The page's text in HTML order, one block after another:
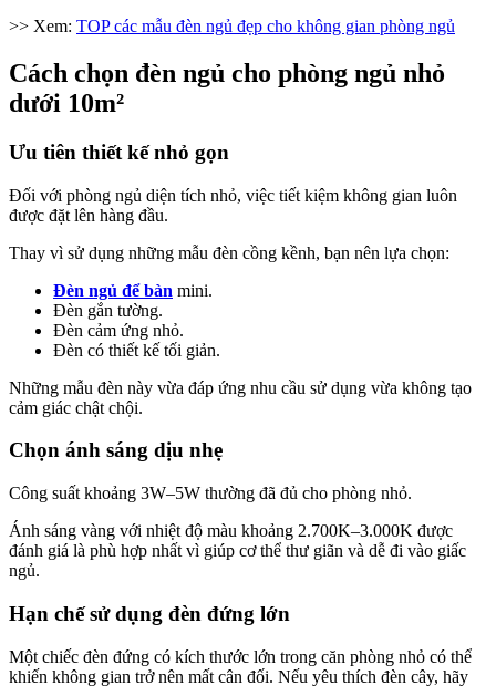
>> Xem: TOP các mẫu đèn ngủ đẹp cho không gian phòng ngủ
Cách chọn đèn ngủ cho phòng ngủ nhỏ
dưới 10m²
Ưu tiên thiết kế nhỏ gọn
Đối với phòng ngủ diện tích nhỏ, việc tiết kiệm không gian luôn
được đặt lên hàng đầu.
Thay vì sử dụng những mẫu đèn cồng kềnh, bạn nên lựa chọn:
Đèn ngủ để bàn mini.
Đèn gắn tường.
Đèn cảm ứng nhỏ.
Đèn có thiết kế tối giản.
Những mẫu đèn này vừa đáp ứng nhu cầu sử dụng vừa không tạo
cảm giác chật chội.
Chọn ánh sáng dịu nhẹ
Công suất khoảng 3W–5W thường đã đủ cho phòng nhỏ.
Ánh sáng vàng với nhiệt độ màu khoảng 2.700K–3.000K được
đánh giá là phù hợp nhất vì giúp cơ thể thư giãn và dễ đi vào giấc
ngủ.
Hạn chế sử dụng đèn đứng lớn
Một chiếc đèn đứng có kích thước lớn trong căn phòng nhỏ có thể
khiến không gian trở nên mất cân đối. Nếu yêu thích đèn cây, hãy